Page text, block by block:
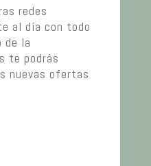
redes
al día con todo
de la
te podrás
nuevas ofertas